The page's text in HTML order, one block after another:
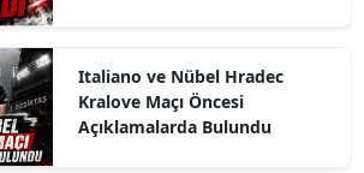
Italiano ve Nübel Hradec
Kralove Maçı Öncesi
Açıklamalarda Bulundu